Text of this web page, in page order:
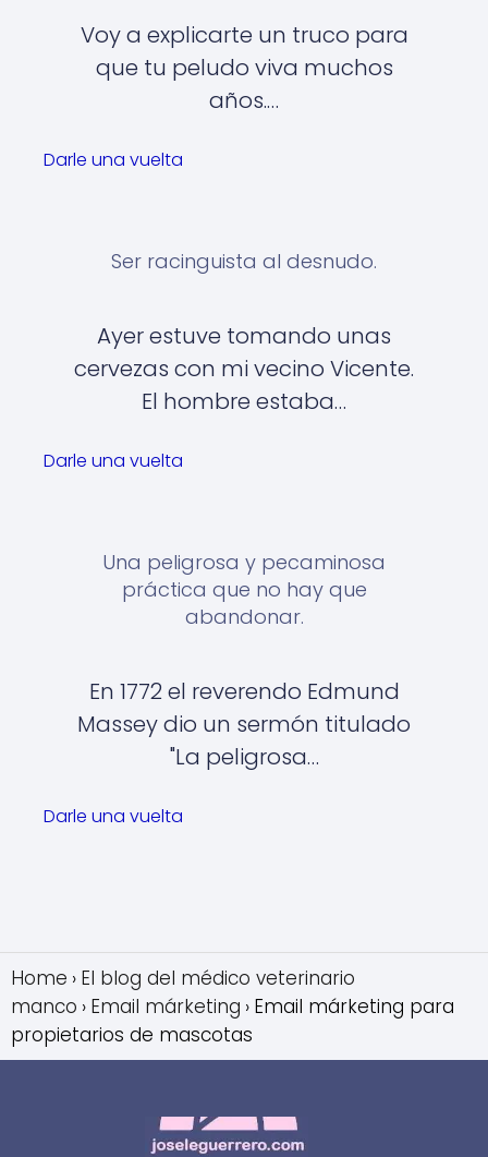
Voy a explicarte un truco para
que tu peludo viva muchos
años.…
Darle una vuelta
Ser racinguista al desnudo.
Ayer estuve tomando unas
cervezas con mi vecino Vicente.
El hombre estaba…
Darle una vuelta
Una peligrosa y pecaminosa
práctica que no hay que
abandonar.
En 1772 el reverendo Edmund
Massey dio un sermón titulado
"La peligrosa…
Darle una vuelta
Home El blog del médico veterinario
manco Email márketing Email márketing para
propietarios de mascotas